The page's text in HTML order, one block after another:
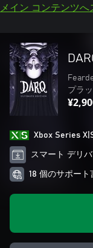
メイン コンテンツ
プラ
Xbox Series
スマート デリ
18 個のサポート